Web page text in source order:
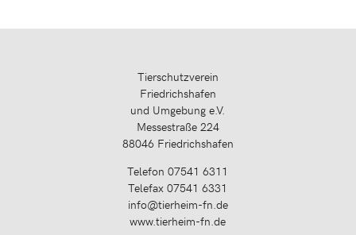
Tierschutzverein
Friedrichshafen
und Umgebung e.V.
Messestraße 224
88046 Friedrichshafen
Telefon 07541 6311
Telefax 07541 6331
info@tierheim-fn.de
www.tierheim-fn.de